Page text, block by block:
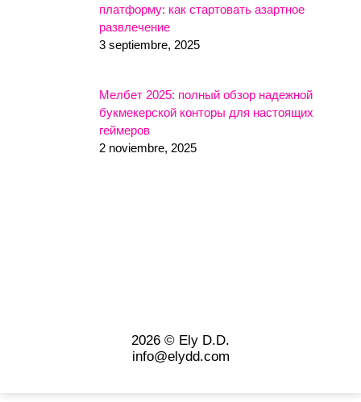
платформу: как стартовать азартное
развлечение
3 septiembre, 2025
Мелбет 2025: полный обзор надежной
букмекерской конторы для настоящих
геймеров
2 noviembre, 2025
2026 © Ely D.D.
info@elydd.com